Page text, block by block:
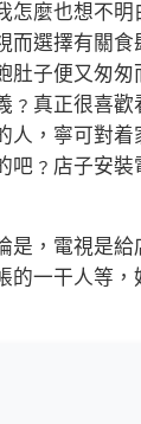
怎麼也想不明
而選擇有關食
肚子便又匆
﹖真正很喜歡
人，寧可對
吧﹖店子安裝
，電視是
的一干人等，